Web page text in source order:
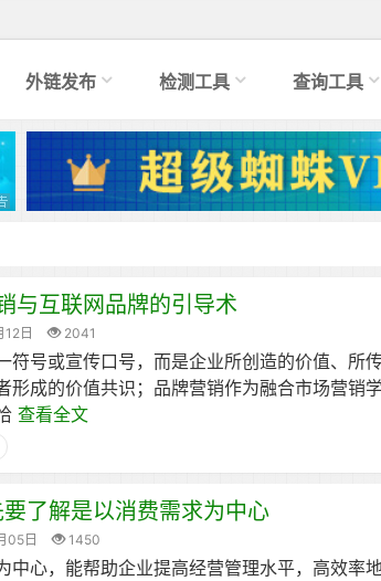
外链发布 检测工具 查询工具
与互联网品牌的引导术
日 2041
符号或宣传口号，而是企业所创造的价值、所
形成的价值共识；品牌营销作为融合市场营销
查看全文
了解是以消费需求为中心
05日 1450
中心，能帮助企业提高经营管理水平，高效率